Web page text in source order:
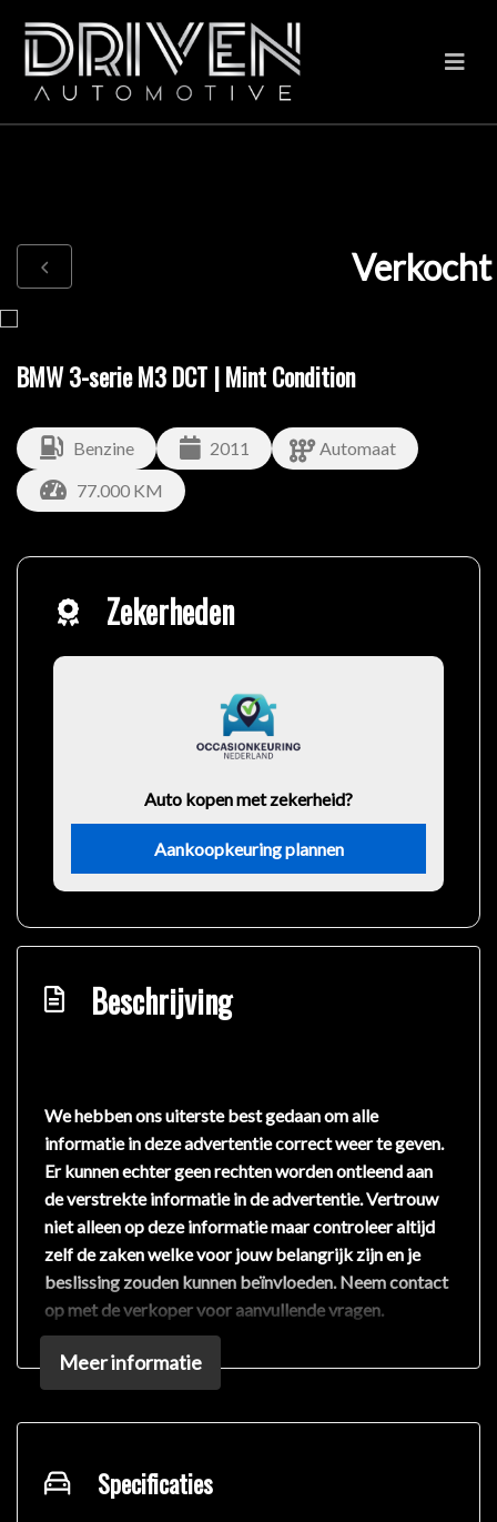
Verkocht
BMW 3-serie M3 DCT | Mint Condition
Benzine 2011
Automaat
77.000 KM
Zekerheden
Auto kopen met zekerheid?
Aankoopkeuring plannen
Beschrijving
We hebben ons uiterste best gedaan om alle
informatie in deze advertentie correct weer te geven.
Er kunnen echter geen rechten worden ontleend aan
de verstrekte informatie in de advertentie. Vertrouw
niet alleen op deze informatie maar controleer altijd
zelf de zaken welke voor jouw belangrijk zijn en je
beslissing zouden kunnen beïnvloeden. Neem contact
op met de verkoper voor aanvullende vragen.
Meer informatie
Specificaties